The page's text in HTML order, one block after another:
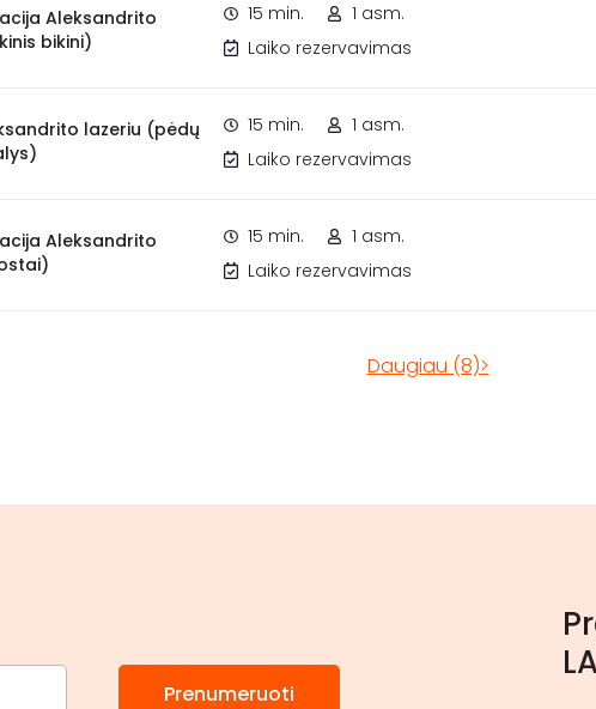
Aleksandrito
bikini)
15 min.
1 asm.
Laiko rezervavimas
lazeriu (pėdų
15 min.
1 asm.
Laiko rezervavimas
Aleksandrito
15 min.
1 asm.
Laiko rezervavimas
Daugiau (8)>
Prenumeruoti